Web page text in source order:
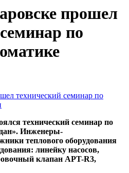
прошел
по
технический семинар по
Инженеры-
теплового оборудования
линейку насосов,
клапан APT-R3,